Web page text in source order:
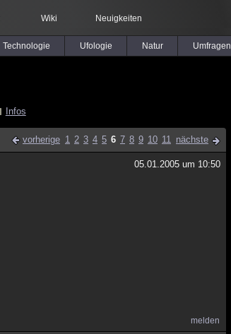
Wiki Neuigkeiten
Technologie Ufologie Natur Umfragen
Infos
vorherige 1 2 3 4 5 6 7 8 9 10 11 nächste
05.01.2005 um 10:50
melden